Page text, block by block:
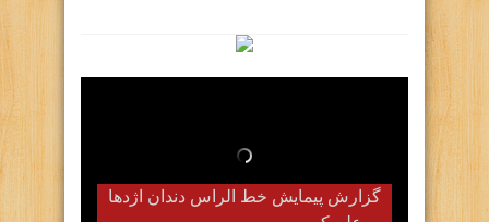
گزارش پیمایش خط الراس دندان اژدها
گزارش پیمایش زمستانه خط الراس